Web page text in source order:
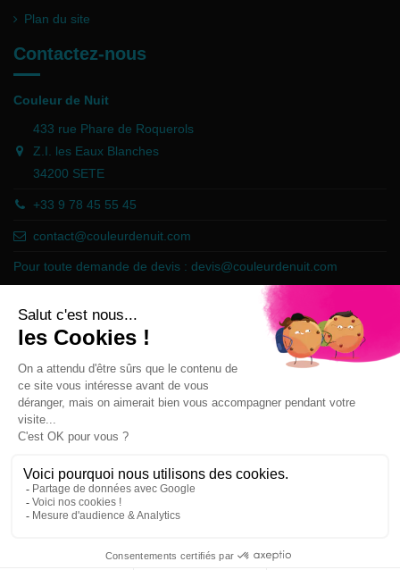
Plan du site
Contactez-nous
Couleur de Nuit
433 rue Phare de Roquerols
Z.I. les Eaux Blanches
34200 SETE
+33 9 78 45 55 45
contact@couleurdenuit.com
Pour toute demande de devis : devis@couleurdenuit.com
Marchand approuvé par la Société des Avis Garantis,cliquez ici pour
vérifier .
Follow us
Newsletter
Vous pouvez vous désinscrire à tout moment sur